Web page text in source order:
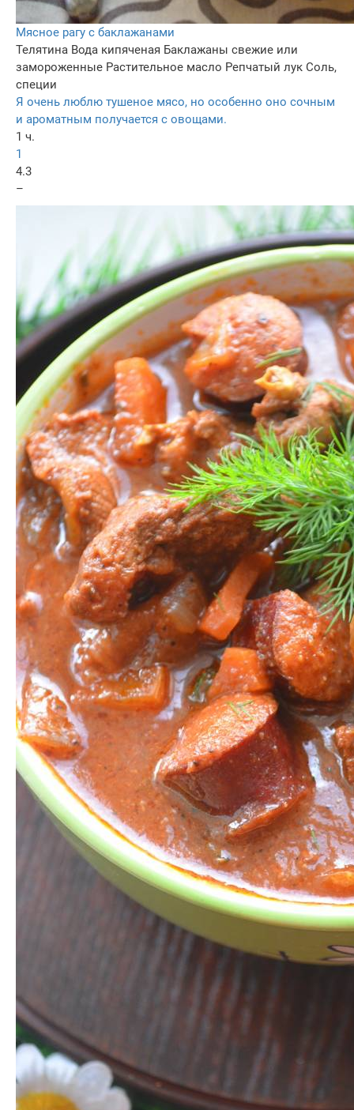
Мясное рагу с баклажанами
Телятина Вода кипяченая Баклажаны свежие или
замороженные Растительное масло Репчатый лук Соль,
специи
Я очень люблю тушеное мясо, но особенно оно сочным
и ароматным получается с овощами.
1 ч.
1
4.3
–